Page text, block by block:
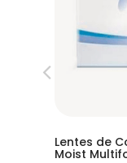
Lentes de
Moist